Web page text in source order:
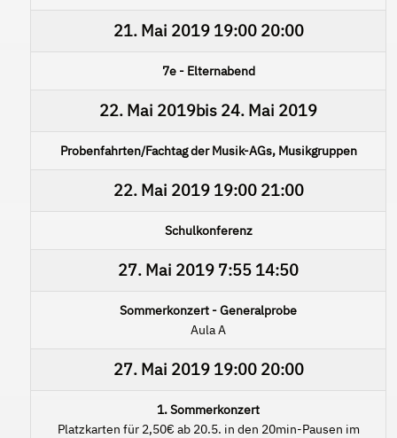
21. Mai 201919:00 20:00
7e - Elternabend
22. Mai 2019bis 24. Mai 2019
Probenfahrten/Fachtag der Musik-AGs, Musikgruppen
22. Mai 201919:00 21:00
Schulkonferenz
27. Mai 2019 7:55 14:50
Sommerkonzert - Generalprobe
Aula A
27. Mai 201919:00 20:00
1. Sommerkonzert
Platzkarten für 2,50€ ab 20.5. in den 20min-Pausen im